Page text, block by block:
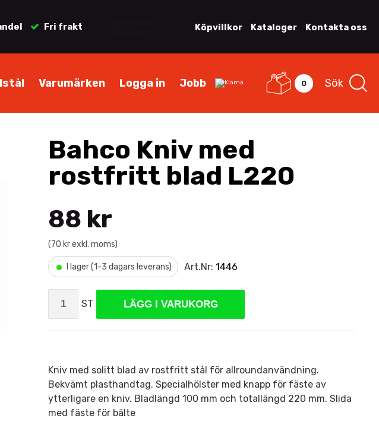
Fri frakt Köpvillkor Kataloger Kontakta oss
Varumärken Logga in Jobb 0 Sök
Bahco Kniv med
rostfritt blad L220
88 kr
(70 kr exkl. moms)
• I lager (1-3 dagars leverans) Art.Nr: 1446
ST LÄGG I VARUKORG
Kniv med solitt blad av rostfritt stål för allroundanvändning.
Bekvämt plasthandtag. Specialhölster med knapp för fäste av
ytterligare en kniv. Bladlängd 100 mm och totallängd 220 mm. Slida
med fäste för bälte